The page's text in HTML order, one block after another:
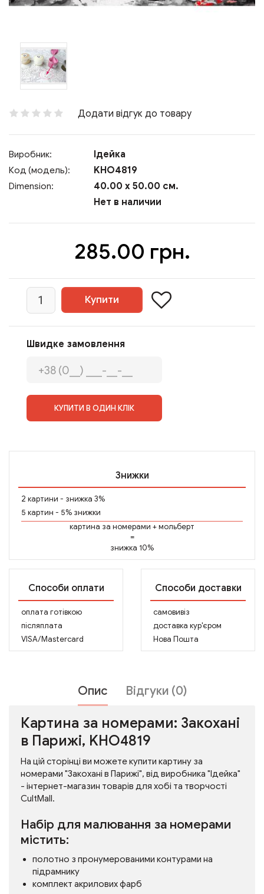
Додати відгук до товару
Виробник: Ідейка
Код (модель): KHO4819
Dimension:
40.00 x 50.00 см.
Нет в наличии
285.00 грн.
Швидке замовлення
КУПИТИ В ОДИН КЛІК
Знижки
2 картини - знижка 3%
5 картин - 5% знижки
картина за номерами +мольберт
=
знижка 10%
Способи оплати
оплата готівкою
післяплата
VISA/Mastercard
Способи доставки
самовивіз
доставка кур'єром
Нова Пошта
Опис Відгуки (0)
Картина за номерами: Закохані
в Парижі, KHO4819
На цій сторінці ви можете купити картину за
номерами "Закохані в Парижі", від виробника "Ідейка"
- інтернет-магазин товарів для хобі та творчості
CultMall.
Набір для малювання за номерами
містить:
полотно з пронумерованими контурами на
підрамнику
комплект акрилових фарб